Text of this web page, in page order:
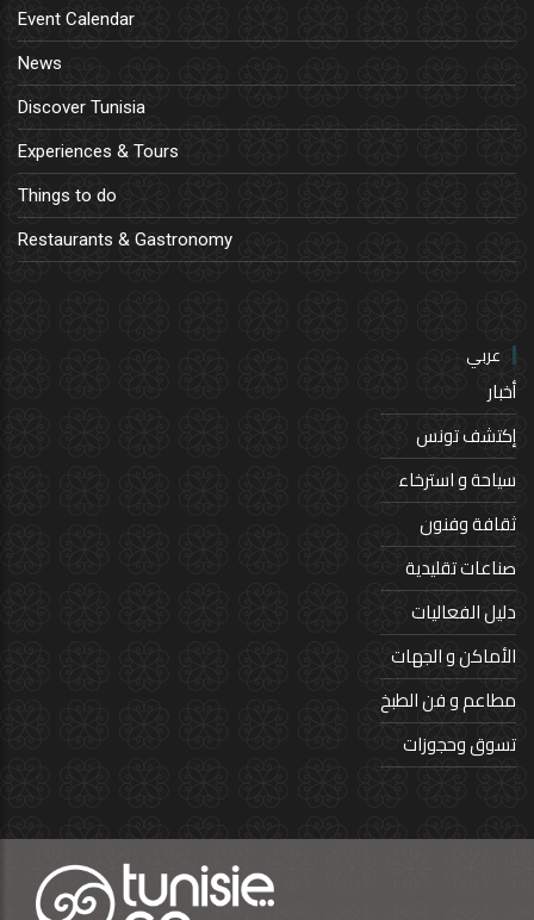
Event Calendar
News
Discover Tunisia
Experiences & Tours
Things to do
Restaurants & Gastronomy
عربي
أخبار
إكتشف تونس
سياحة و استرخاء
ثقافة وفنون
صناعات تقليدية
دليل الفعاليات
الأماكن و الجهات
مطاعم و فن الطبخ
تسوق وحجوزات